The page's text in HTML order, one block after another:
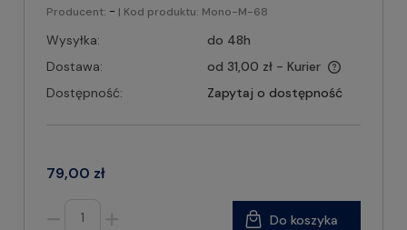
Producent: - | Kod produktu: Mono-M-68
Wysyłka:
do 48h
Dostawa:
od 31,00 zł - Kurier
Dostępność:
Zapytaj o dostępność
79,00 zł
Do koszyka